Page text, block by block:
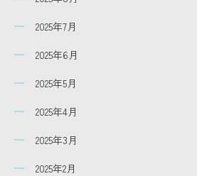
2025年7月
2025年6月
2025年5月
2025年4月
2025年3月
2025年2月